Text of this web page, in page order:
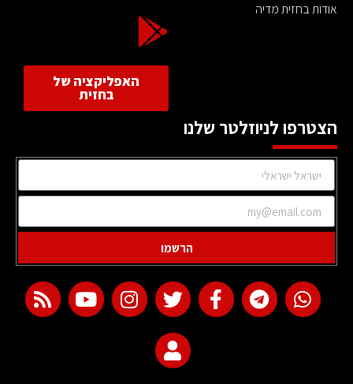
אודות בחזית מדיה
האפליקציה של
בחזית
הצטרפו לניוזלטר שלנו
הרשמו